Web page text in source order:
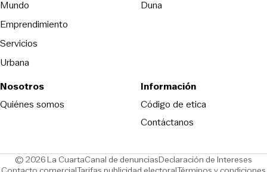
Mundo
Emprendimiento
Servicios
Urbana
DunaOpens in new window
Nosotros
Quiénes somos
Información
Código de eticaOpens in new
Contáctanos
© 2026 La CuartaCanal de denunciasOpens in new window
Declaración de Intereses